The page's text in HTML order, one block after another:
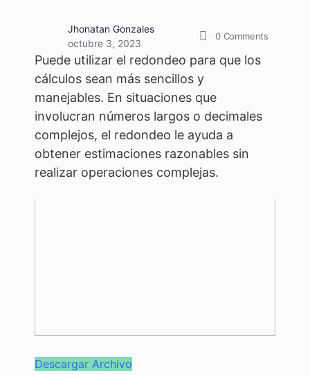
Jhonatan Gonzales
octubre 3, 2023
0 Comments
Puede utilizar el redondeo para que los
cálculos sean más sencillos y
manejables. En situaciones que
involucran números largos o decimales
complejos, el redondeo le ayuda a
obtener estimaciones razonables sin
realizar operaciones complejas.
Descargar Archivo